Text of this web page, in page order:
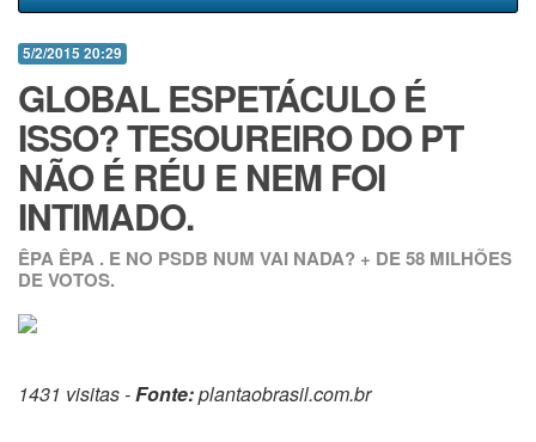
5/2/2015 20:29
GLOBAL ESPETÁCULO É
ISSO? TESOUREIRO DO PT
NÃO É RÉU E NEM FOI
INTIMADO.
ÊPA ÊPA . E NO PSDB NUM VAI NADA? + DE 58 MILHÕES
DE VOTOS.
1431 visitas -Fonte:plantaobrasil.com.br